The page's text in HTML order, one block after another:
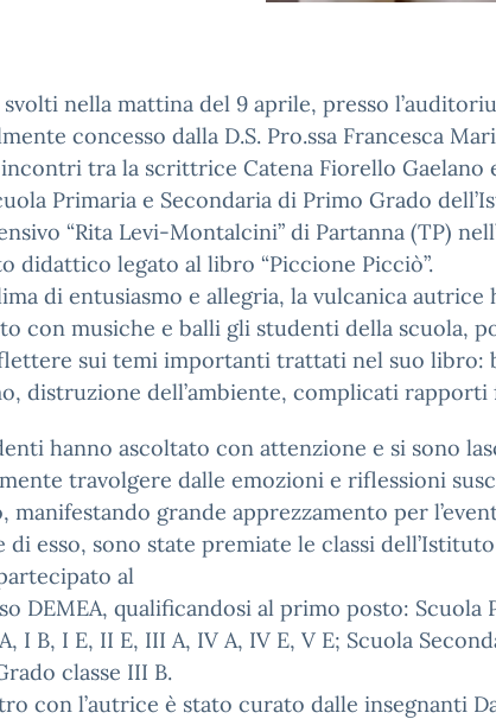
svolti nella mattina del 9 aprile, presso
concesso dalla D.S. Pro.ssa Francesca
tra la scrittrice Catena Fiorello Gaelano
Primaria e Secondaria di Primo Grado
“Rita Levi-Montalcini” di Partanna (TP)
didattico legato al libro “Piccione Picciò”.
di entusiasmo e allegria, la vulcanica autrice
con musiche e balli gli studenti della scuola,
sui temi importanti trattati nel suo libro:
distruzione dell’ambiente, complicati
hanno ascoltato con attenzione e si sono
travolgere dalle emozioni e riflessioni
manifestando grande apprezzamento per
di esso, sono state premiate le classi
al
DEMEA, qualificandosi al primo posto: Scuola
I B, I E, II E, III A, IV A, IV E, V E; Scuola
classe III B.
con l’autrice è stato curato dalle insegnanti